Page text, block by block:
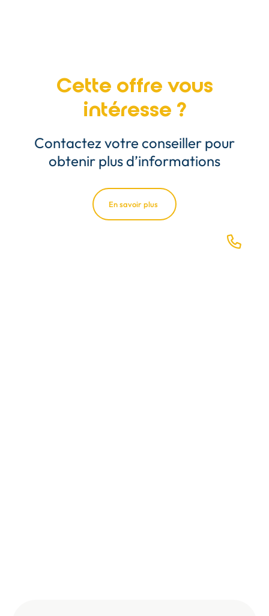
Cette offre vous
intéresse ?
Contactez votre conseiller pour
obtenir plus d’informations
En savoir plus